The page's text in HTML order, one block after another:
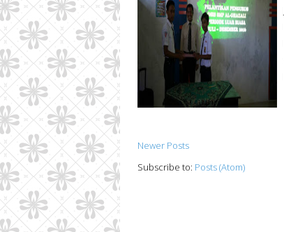
Newer Posts
Subscribe to: Posts (Atom)